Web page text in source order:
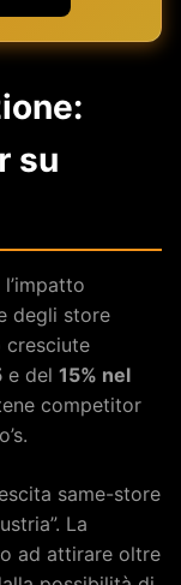
su
degli store
cresciute
e del 15% nel
competitor
same-store
La
ad attirare oltre